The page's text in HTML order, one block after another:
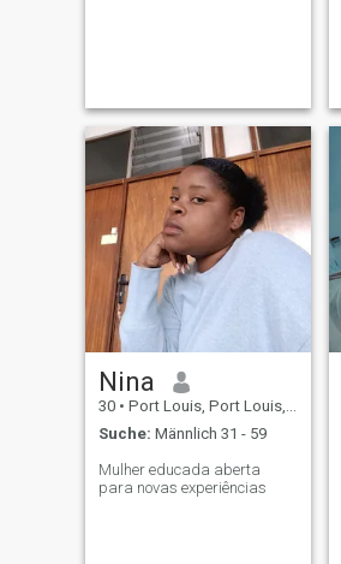
Nina
30 • Port Louis, Port Louis, Mauritius
Suche: Männlich 31 - 59
Mulher educada aberta
para novas experiências